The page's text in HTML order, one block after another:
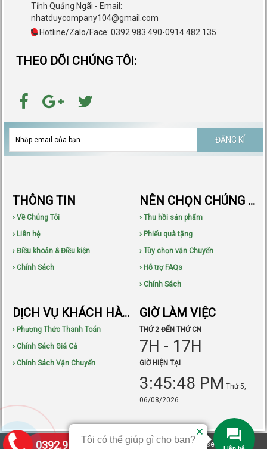
Tỉnh Quảng Ngãi - Email:
nhatduycompany104@gmail.com
Hotline/Zalo/Face: 0392.983.490-0914.482.135
THEO DÕI CHÚNG TÔI:
ĐĂNG KÍ
THÔNG TIN
› Về Chúng Tôi
› Liên hệ
› Điều khoản & Điều kiện
› Chính Sách
NÊN CHỌN CHÚNG TÔI
› Thu hồi sản phẩm
› Phiếu quà tặng
› Tùy chọn vận Chuyển
› Hỗ trợ FAQs
› Chính Sách
DỊCH VỤ KHÁCH HÀNG
› Phương Thức Thanh Toán
› Chính Sách Giá Cả
› Chính Sách Vận Chuyển
GIỜ LÀM VIỆC
THỨ 2 ĐẾN THỨ CN
7H - 17H
GIỜ HIỆN TẠI
3:45:49 PM Thứ 5,
06/08/2026
Bản quyền © 2015-2021Công Ty TMĐT TNSAll Rights Reserved. Thiết
0392.983.490Tôi có thể giúp gì cho bạn?